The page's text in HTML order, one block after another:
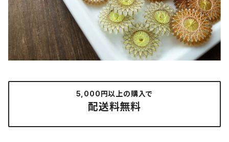
5,000円以上の購入で
配送料無料